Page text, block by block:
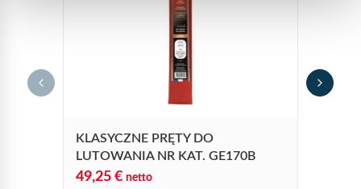
KLASYCZNE PRĘTY DO
LUTOWANIA NR KAT. GE170B
49,25 € netto